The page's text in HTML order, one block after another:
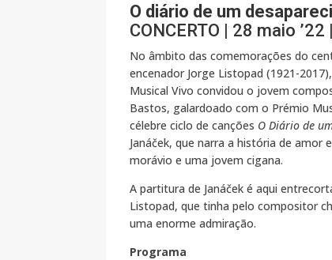
O diário de um
CONCERTO | 28 maio
No âmbito das comemorações do
encenador Jorge Listopad (1921-
Musical Vivo convidou o jovem
Bastos, galardoado com o Prémio
célebre ciclo de canções O Diário de
Janáček, que narra a história de amor
morávio e uma jovem cigana.
A partitura de Janáček é aqui
Listopad, que tinha pelo compositor
uma enorme admiração.
Programa